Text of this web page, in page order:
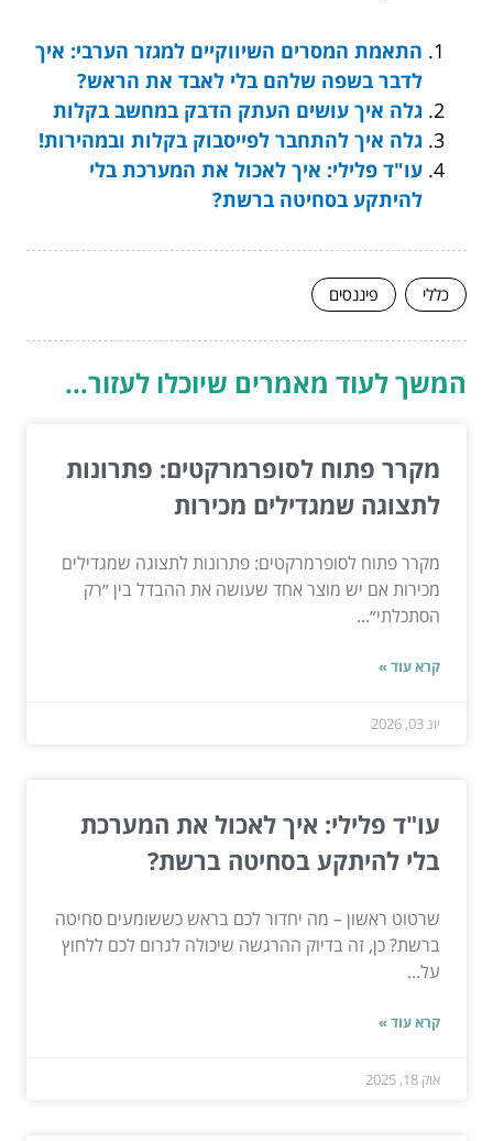
התאמת המסרים השיווקיים למגזר הערבי: איך
לדבר בשפה שלהם בלי לאבד את הראש?
גלה איך עושים העתק הדבק במחשב בקלות
גלה איך להתחבר לפייסבוק בקלות ובמהירות!
עו"ד פלילי: איך לאכול את המערכת בלי
להיתקע בסחיטה ברשת?
כללי פיננסים
המשך לעוד מאמרים שיוכלו לעזור...
מקרר פתוח לסופרמרקטים: פתרונות
לתצוגה שמגדילים מכירות
מקרר פתוח לסופרמרקטים: פתרונות לתצוגה שמגדילים
מכירות אם יש מוצר אחד שעושה את ההבדל בין ״רק
הסתכלתי״...
קרא עוד »
יונ 03, 2026
עו"ד פלילי: איך לאכול את המערכת
בלי להיתקע בסחיטה ברשת?
שרטוט ראשון – מה יחדור לכם בראש כששומעים סחיטה
ברשת? כן, זה בדיוק ההרגשה שיכולה לגרום לכם ללחוץ
על...
קרא עוד »
אוק 18, 2025